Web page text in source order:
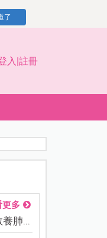
了
入|註冊
更多
肺...